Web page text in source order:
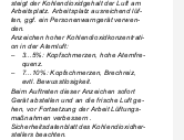
steigt der Kohlendioxidgehalt der Luft am
Arbeitsplatz. Arbeitsplatz ausreichend lüf-
ten, ggf. ein Personenwarngerät verwen-
den.
Anzeichen hoher Kohlendioxidkonzentrati-
on in der Atemluft:
– 3...5%: Kopfschmerzen, hohe Atemfre-
quenz.
– 7...10%: Kopfschmerzen, Brechreiz,
evtl. Bewusstlosigkeit.
Beim Auftreten dieser Anzeichen sofort
Gerät abstellen und an die frische Luft ge-
hen, vor Fortsetzung der Arbeit Lüftungs-
maßnahmen verbessern .
Sicherheitsdatenblatt des Kohlendioxidher-
stellers beachten.